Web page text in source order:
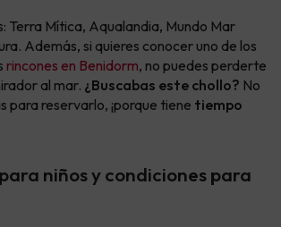
Terra Mítica, Aqualandia, Mundo Mar
Además, si quieres conocer uno de los
rincones en Benidorm, no puedes perderte
al mar. ¿Buscabas este chollo? No
para reservarlo, ¡porque tiene tiempo
niños y condiciones para